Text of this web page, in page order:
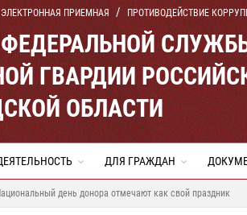
ЭЛЕКТРОННАЯ ПРИЕМНАЯ ПРОТИВОДЕЙСТВИЕ
ГВАРДИИ
ОБЛАСТИ
ДЛЯ ГРАЖДАН
день донора отмечают как свой праздник